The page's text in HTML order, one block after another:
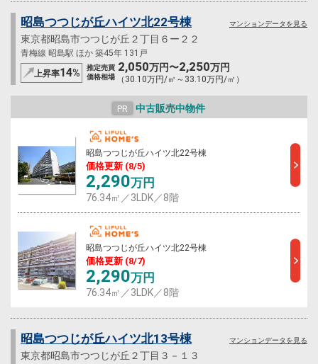
昭島つつじが丘ハイツ北22号棟
東京都昭島市つつじが丘２丁目６ー２２
青梅線 昭島駅 ほか 築45年 131戸
上昇率14%
推定売買
価格相場
2,050万円〜2,250万円
（30.10万円/㎡～33.10万円/㎡）
マンションデータを見る
PR 中古販売中物件
昭島つつじが丘ハイツ北22号棟
価格更新 (8/5)
2,290万円
76.34㎡／3LDK／8階
昭島つつじが丘ハイツ北22号棟
価格更新 (8/7)
2,290万円
76.34㎡／3LDK／8階
昭島つつじが丘ハイツ北13号棟
東京都昭島市つつじが丘２丁目３－１３
マンションデータを見る